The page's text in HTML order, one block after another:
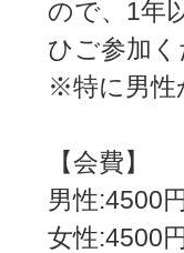
ので、1年
ひご参加
※特に男性
【会費】
男性:4500
女性:4500